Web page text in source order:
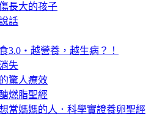
長大的孩子
話
3.0‧越營養，越生病？！
失
驚人療效
燃脂聖經
當媽媽的人．科學實證養卵聖經